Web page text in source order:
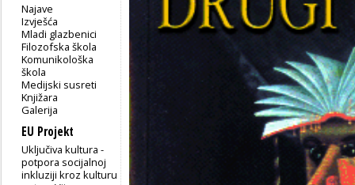
Najave
Izvješća
Mladi glazbenici
Filozofska škola
Komunikološka
škola
Medijski susreti
Knjižara
Galerija
EU Projekt
Uključiva kultura -
potpora socijalnoj
inkluziji kroz kulturu